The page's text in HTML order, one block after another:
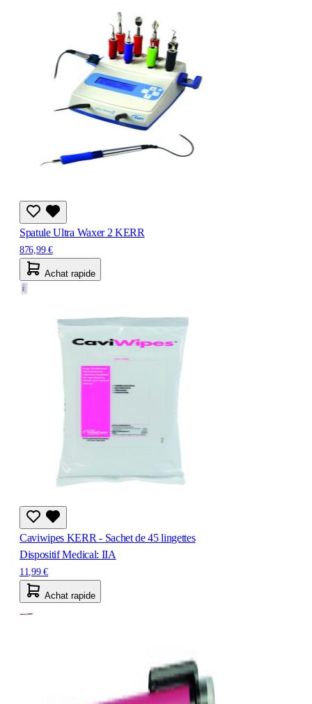
Spatule Ultra Waxer 2 KERR
876,99 €
Achat rapide
Caviwipes KERR - Sachet de 45 lingettes
Dispositif Medical: IIA
11,99 €
Achat rapide